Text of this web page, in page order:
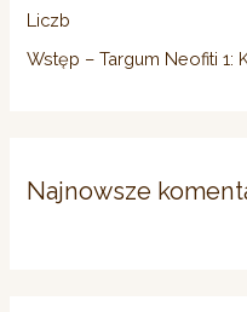
Liczb
Wstęp – Targum Neofiti
Najnowsze